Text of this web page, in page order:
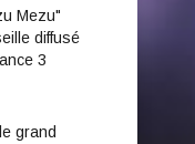
Mezu"
diffusé
3
grand